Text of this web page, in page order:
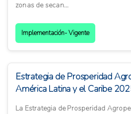
zonas de secan...
Implementación- Vigente
Estrategia de Prosperidad
América Latina y el Caribe
La Estrategia de Prosperidad